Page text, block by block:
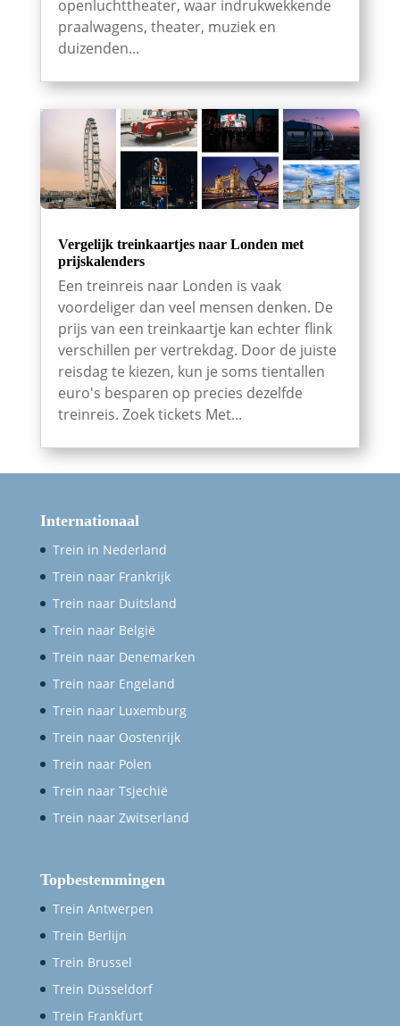
openluchttheater, waar indrukwekkende
praalwagens, theater, muziek en
duizenden...
Vergelijk treinkaartjes naar Londen met
prijskalenders
Een treinreis naar Londen is vaak
voordeliger dan veel mensen denken. De
prijs van een treinkaartje kan echter flink
verschillen per vertrekdag. Door de juiste
reisdag te kiezen, kun je soms tientallen
euro's besparen op precies dezelfde
treinreis. Zoek tickets Met...
Internationaal
Trein in Nederland
Trein naar Frankrijk
Trein naar Duitsland
Trein naar België
Trein naar Denemarken
Trein naar Engeland
Trein naar Luxemburg
Trein naar Oostenrijk
Trein naar Polen
Trein naar Tsjechië
Trein naar Zwitserland
Topbestemmingen
Trein Antwerpen
Trein Berlijn
Trein Brussel
Trein Düsseldorf
Trein Frankfurt